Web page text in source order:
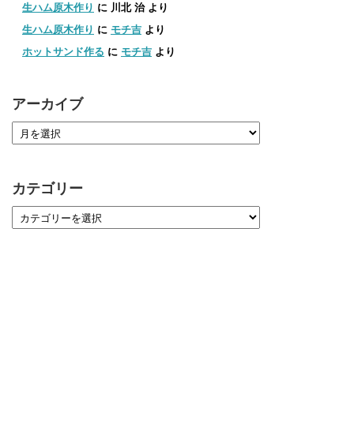
生ハム原木作り に 川北 治より
生ハム原木作り に モチ吉 より
ホットサンド作る に モチ吉 より
アーカイブ
カテゴリー